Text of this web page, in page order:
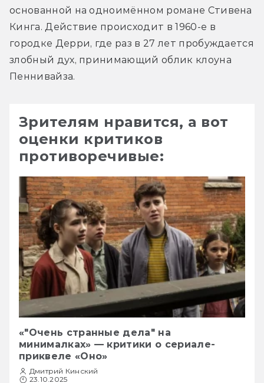
основанной на одноимённом романе Стивена
Кинга. Действие происходит в 1960-е в
городке Дерри, где раз в 27 лет пробуждается
злобный дух, принимающий облик клоуна
Пеннивайза.
Зрителям нравится, а вот
оценки критиков
противоречивые:
«"Очень странные дела" на
минималках» — критики о сериале-
приквеле «Оно»
Дмитрий Кинский
23.10.2025